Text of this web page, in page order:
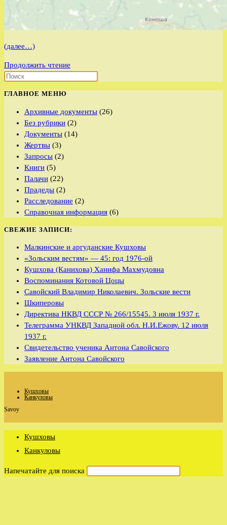
(далее…)
Продолжить чтение
Архангельской
области
ГЛАВНОЕ МЕНЮ
Архивные документы (26)
Без рубрики (2)
Документы (14)
Жертвы (3)
Запросы (2)
Книги (5)
Палачи (22)
Прадеды (2)
Расследование (2)
Справочная информация (6)
СВЕЖИЕ ЗАПИСИ:
Малкинские и аргуданские Кушховы
«Зольским вестям» — 45: год 1976-ой
Кушхова (Канихова) Ханифа Махмудовна
Воспоминания Котовой Цоцы
Савойский Владимир Николаевич. Зольские вести
Шкиперовы
Директива НКВД СССР № 266/15545. 3 июля 1937 г.
Телеграмма УНКВД Западной обл. Н.И.Ежову. 12 июля
1937 г.
Свидетельство ученика Антона Савойского
Заявление Антона Савойского
Кушховы
Канкуловы
Savoy
Кушховы
Канкуловы
Напечатайте для поиска